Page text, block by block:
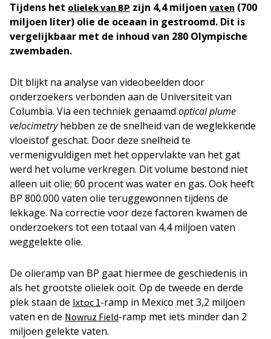
Tijdens het olielek van BP zijn 4,4 miljoen vaten (700
miljoen liter) olie de oceaan in gestroomd. Dit is
vergelijkbaar met de inhoud van 280 Olympische
zwembaden.
Dit blijkt na analyse van videobeelden door
onderzoekers verbonden aan de Universiteit van
Columbia. Via een techniek genaamd optical plume
velocimetryhebben ze de snelheid van de weglekkende
vloeistof geschat. Door deze snelheid te
vermenigvuldigen met het oppervlakte van het gat
werd het volume verkregen. Dit volume bestond niet
alleen uit olie; 60 procent was water en gas. Ook heeft
BP 800.000 vaten olie teruggewonnen tijdens de
lekkage. Na correctie voor deze factoren kwamen de
onderzoekers tot een totaal van 4,4 miljoen vaten
weggelekte olie.
De olieramp van BP gaat hiermee de geschiedenis in
als het grootste olielek ooit. Op de tweede en derde
plek staan de Ixtoc 1-ramp in Mexico met 3,2 miljoen
vaten en de Nowruz Field-ramp met iets minder dan 2
miljoen gelekte vaten.